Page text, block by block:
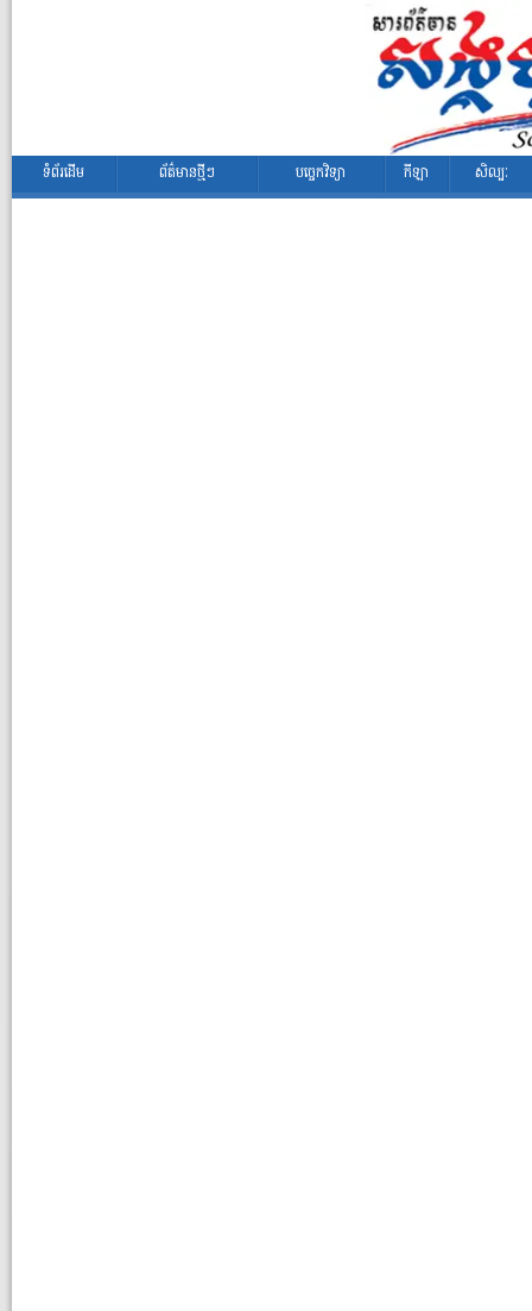
ទំព័រដើម ព័ត៌មានថ្មីៗ បច្ចេកវិទ្យា កីឡា សិល្បៈ